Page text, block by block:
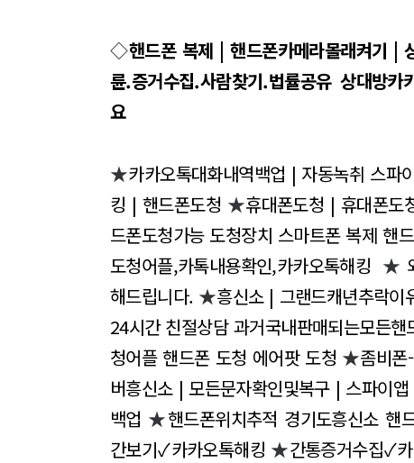
◇핸드폰 복제 | 핸드폰카메라몰래켜기 |
륜.증거수집.사람찾기.법률공유 상대방카
요
★카카오톡대화내역백업 | 자동녹취 스파
킹 | 핸드폰도청 ★휴대폰도청 | 휴대폰도
드폰도청가능 도청장치 스마트폰 복제 핸
도청어플,카톡내용확인,카카오톡해킹 ★
해드립니다. ★흥신소 | 그랜드캐년추락이
24시간 친절상담 과거국내판매되는모든
청어플 핸드폰 도청 에어팟 도청 ★좀비
버흥신소 | 모든문자확인및복구 | 스파이앱
백업 ★핸드폰위치추적 경기도흥신소 핸
간보기✓카카오톡해킹 ★간통증거수집✓